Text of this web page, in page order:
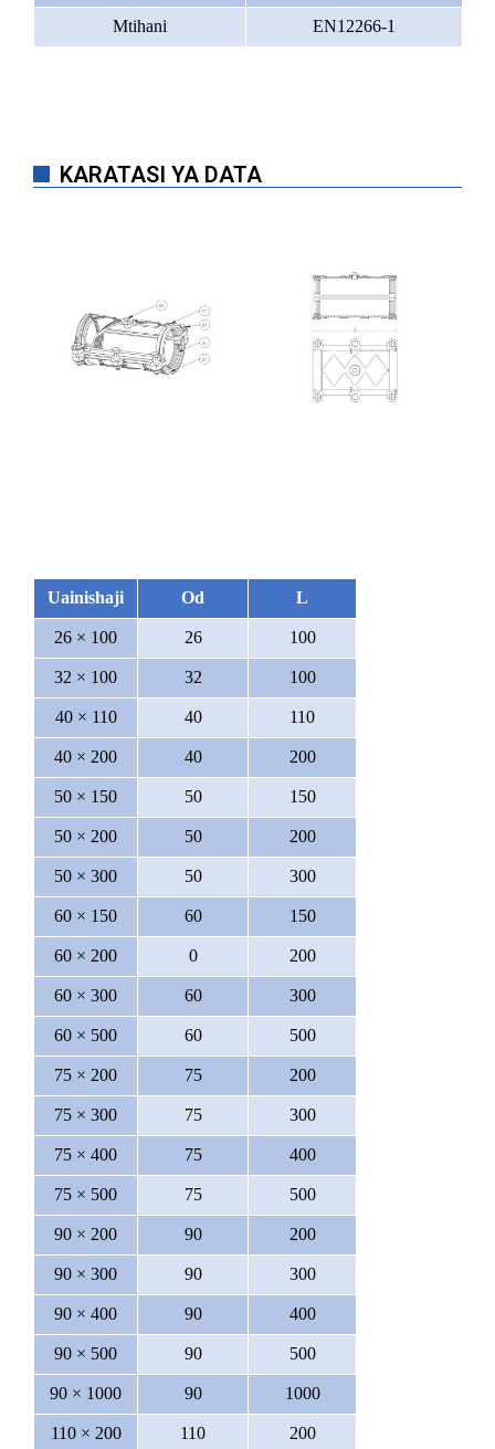
Mtihani EN12266-1
KARATASI YA DATA
Uainishaji Od L
26 × 100 26 100
32 × 100 32 100
40 × 110 40 110
40 × 200 40 200
50 × 150 50 150
50 × 200 50 200
50 × 300 50 300
60 × 150 60 150
60 × 200 0 200
60 × 300 60 300
60 × 500 60 500
75 × 200 75 200
75 × 300 75 300
75 × 400 75 400
75 × 500 75 500
90 × 200 90 200
90 × 300 90 300
90 × 400 90 400
90 × 500 90 500
90 × 1000 90 1000
110 × 200 110 200